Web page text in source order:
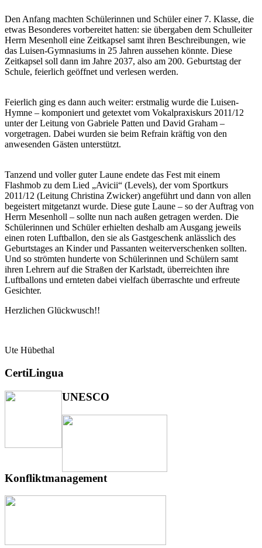
Den Anfang machten Schülerinnen und Schüler einer 7. Klasse, die
etwas Besonderes vorbereitet hatten: sie übergaben dem Schulleiter
Herrn Mesenholl eine Zeitkapsel samt ihren Beschreibungen, wie
das Luisen-Gymnasiums in 25 Jahren aussehen könnte. Diese
Zeitkapsel soll dann im Jahre 2037, also am 200. Geburtstag der
Schule, feierlich geöffnet und verlesen werden.
Feierlich ging es dann auch weiter: erstmalig wurde die Luisen-
Hymne – komponiert und getextet vom Vokalpraxiskurs 2011/12
unter der Leitung von Gabriele Patten und David Graham –
vorgetragen. Dabei wurden sie beim Refrain kräftig von den
anwesenden Gästen unterstützt.
Tanzend und voller guter Laune endete das Fest mit einem
Flashmob zu dem Lied „Avicii“ (Levels), der vom Sportkurs
2011/12 (Leitung Christina Zwicker) angeführt und dann von allen
begeistert mitgetanzt wurde. Diese gute Laune – so der Auftrag von
Herrn Mesenholl – sollte nun nach außen getragen werden. Die
Schülerinnen und Schüler erhielten deshalb am Ausgang jeweils
einen roten Luftballon, den sie als Gastgeschenk anlässlich des
Geburtstages an Kinder und Passanten weiterverschenken sollten.
Und so strömten hunderte von Schülerinnen und Schülern samt
ihren Lehrern auf die Straßen der Karlstadt, überreichten ihre
Luftballons und ernteten dabei vielfach überraschte und erfreute
Gesichter.
Herzlichen Glückwusch!!
Ute Hübethal
CertiLingua
UNESCO
Konfliktmanagement